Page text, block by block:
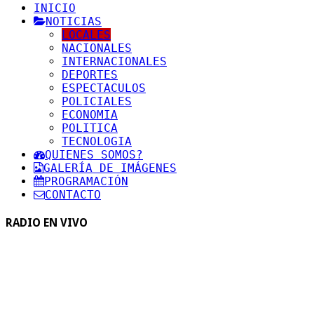
INICIO
NOTICIAS
LOCALES
NACIONALES
INTERNACIONALES
DEPORTES
ESPECTACULOS
POLICIALES
ECONOMIA
POLITICA
TECNOLOGIA
QUIENES SOMOS?
GALERÍA DE IMÁGENES
PROGRAMACIÓN
CONTACTO
RADIO EN VIVO